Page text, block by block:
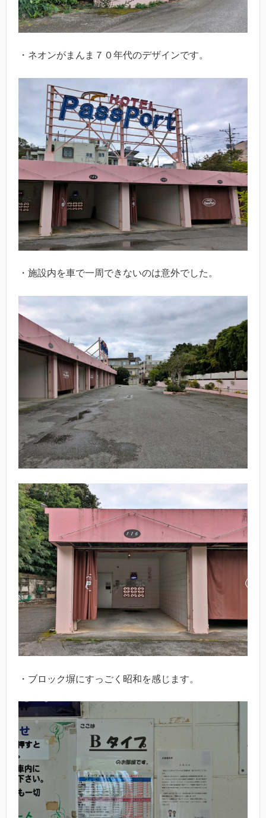
・ネオンがまんま７０年代のデザインです。
・施設内を車で一周できないのは意外でした。
・ブロック塀にすっごく昭和を感じます。